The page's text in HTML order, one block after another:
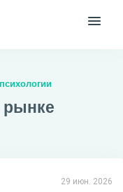
рынке
29 июн. 2026